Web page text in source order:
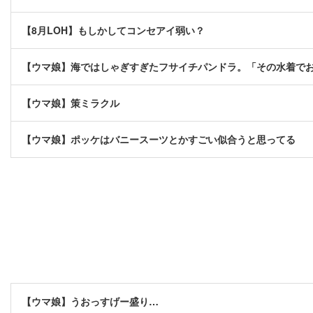
【8月LOH】もしかしてコンセアイ弱い？
【ウマ娘】海ではしゃぎすぎたフサイチパンドラ。「その水着で
【ウマ娘】策ミラクル
【ウマ娘】ポッケはバニースーツとかすごい似合うと思ってる
【ウマ娘】うおっすげー盛り…